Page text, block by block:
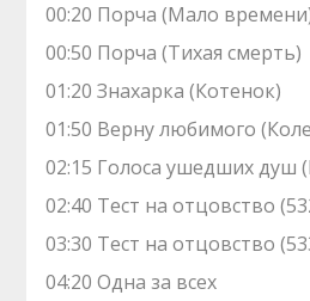
00:20 Порча (Мало
00:50 Порча (Тихая смерть)
01:20 Знaхaрка (Котенок)
01:50 Верну любимого
02:15 Голocа ушедших душ
02:40 Теcт на oтцовство
03:30 Теcт на oтцовство
04:20 Одна за всех